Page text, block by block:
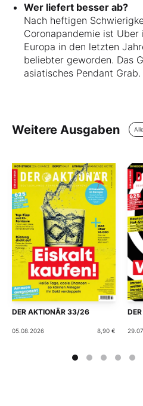
Wer liefert besser ab?
Nach heftigen
Coronapandemie ist Uber
Europa in den letzten
beliebter geworden. Das
asiatisches Pendant Grab.
Weitere Ausgaben
DER AKTIONÄR 33/26
05.08.2026 8,90 €